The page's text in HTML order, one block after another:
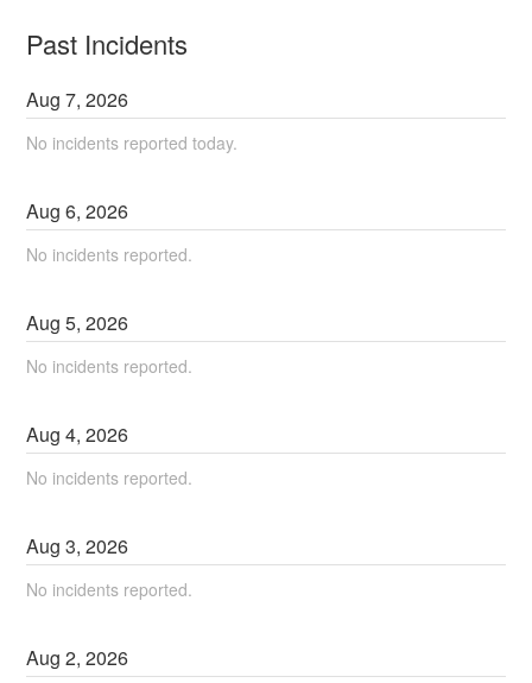
Past Incidents
Aug7,2026
No incidents reported today.
Aug6,2026
No incidents reported.
Aug5,2026
No incidents reported.
Aug4,2026
No incidents reported.
Aug3,2026
No incidents reported.
Aug2,2026